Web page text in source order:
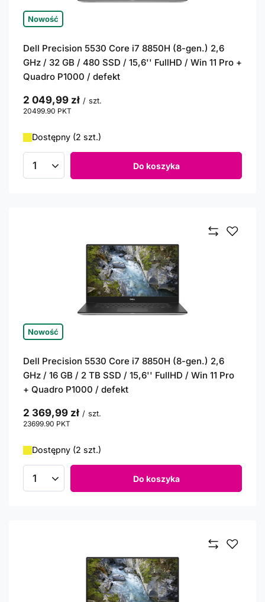
Nowość
Dell Precision 5530 Core i7 8850H (8-gen.) 2,6
GHz / 32 GB / 480 SSD / 15,6'' FullHD / Win 11 Pro +
Quadro P1000 / defekt
2 049,99 zł / szt.
20499.90 PKT
Dostępny (2 szt.)
Ilość produktów Do koszyka
Nowość
Dell Precision 5530 Core i7 8850H (8-gen.) 2,6
GHz / 16 GB / 2 TB SSD / 15,6'' FullHD / Win 11 Pro
+ Quadro P1000 / defekt
2 369,99 zł / szt.
23699.90 PKT
Dostępny (2 szt.)
Ilość produktów Do koszyka